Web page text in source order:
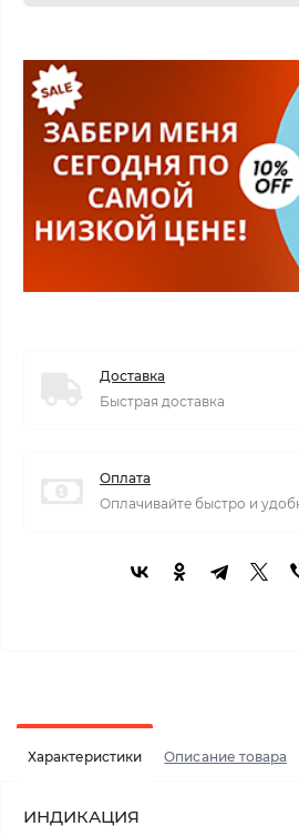
Доставка
Быстрая доставка
Оплата
Оплачивайте быстро и
Характеристики Описание товара
ИНДИКАЦИЯ